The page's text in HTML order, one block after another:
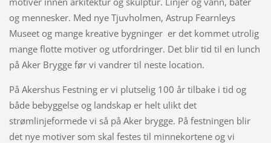
og mennesker. Med nye Tjuvholmen, Astrup Fearnleys
Museet og mange kreative bygninger er det kommet utrolig
mange flotte motiver og utfordringer. Det blir tid til en lunch
på Aker Brygge før vi vandrer til neste location.
På Akershus Festning er vi plutselig 100 år tilbake i tid og
både bebyggelse og landskap er helt ulikt det
strømlinjeformede vi så på Aker brygge. På festningen blir
det nye motiver som skal festes til minnekortene og vi